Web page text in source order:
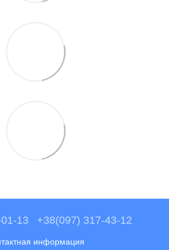
13 +38(097) 317-43-12
информация